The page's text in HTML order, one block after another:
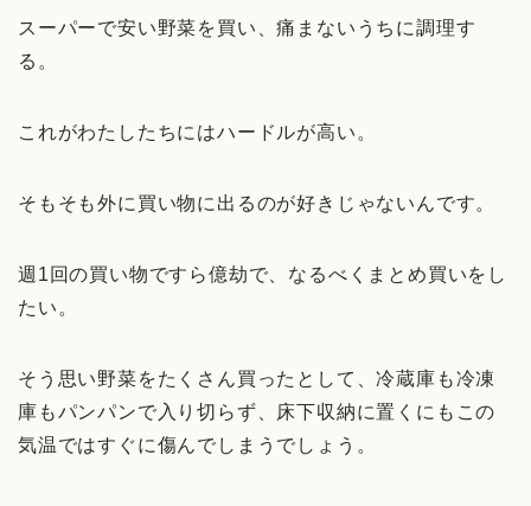
スーパーで安い野菜を買い、痛まないうちに調理す
る。
これがわたしたちにはハードルが高い。
そもそも外に買い物に出るのが好きじゃないんです。
週1回の買い物ですら億劫で、なるべくまとめ買いをし
たい。
そう思い野菜をたくさん買ったとして、冷蔵庫も冷凍
庫もパンパンで入り切らず、床下収納に置くにもこの
気温ではすぐに傷んでしまうでしょう。